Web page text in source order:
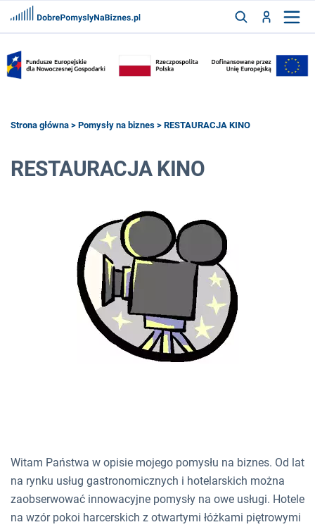
ZALOGUJ
ZAREJESTRUJ
FRANCZYZY
Strona główna > Pomysły na biznes > RESTAURACJA KINO
RESTAURACJA KINO
Witam Państwa w opisie mojego pomysłu na biznes. Od lat
na rynku usług gastronomicznych i hotelarskich można
zaobserwować innowacyjne pomysły na owe usługi. Hotele
na wzór pokoi harcerskich z otwartymi łóżkami piętrowymi